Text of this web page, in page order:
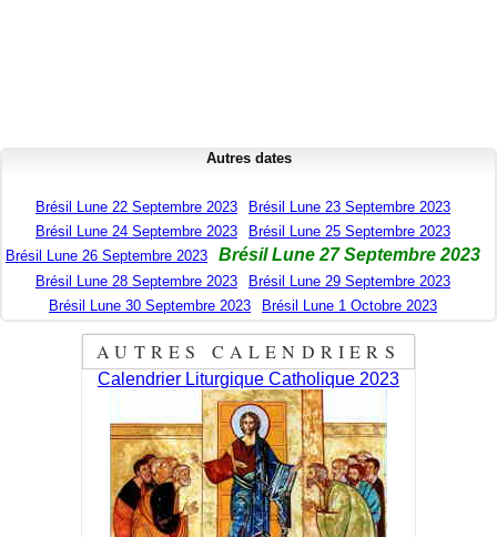
Autres dates
Brésil Lune 22 Septembre 2023
Brésil Lune 23 Septembre 2023
Brésil Lune 24 Septembre 2023
Brésil Lune 25 Septembre 2023
Brésil Lune 26 Septembre 2023
Brésil Lune 27 Septembre 2023
Brésil Lune 28 Septembre 2023
Brésil Lune 29 Septembre 2023
Brésil Lune 30 Septembre 2023
Brésil Lune 1 Octobre 2023
AUTRES CALENDRIERS
Calendrier Liturgique Catholique 2023